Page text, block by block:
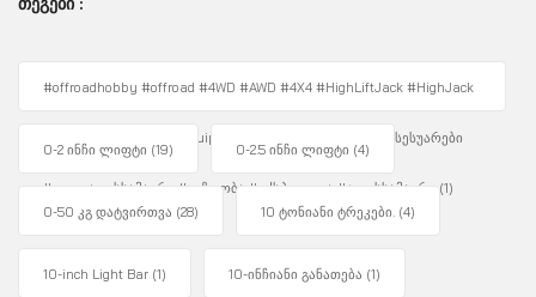
#offroadhobby #offroad #4WD #AWD #4X4 #HighLiftJack #HighJack
#4WDUnity #OffRoadEquipment #Overlanding #ავტოაქსესუარები
#ფოლადისსამაგრი #უგზოობა #ექსპედიცია #ჯეკისსამაგრი (1)
0-2 ინჩი ლიფტი (19) 0-2.5 ინჩი ლიფტი (4)
0-50 კგ დატვირთვა (28) 10 ტონიანი ტრეკები. (4)
10-inch Light Bar (1) 10-ინჩიანი განათება (1)